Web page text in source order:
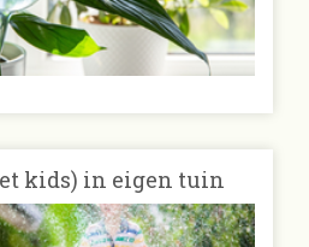
kids) in eigen tuin